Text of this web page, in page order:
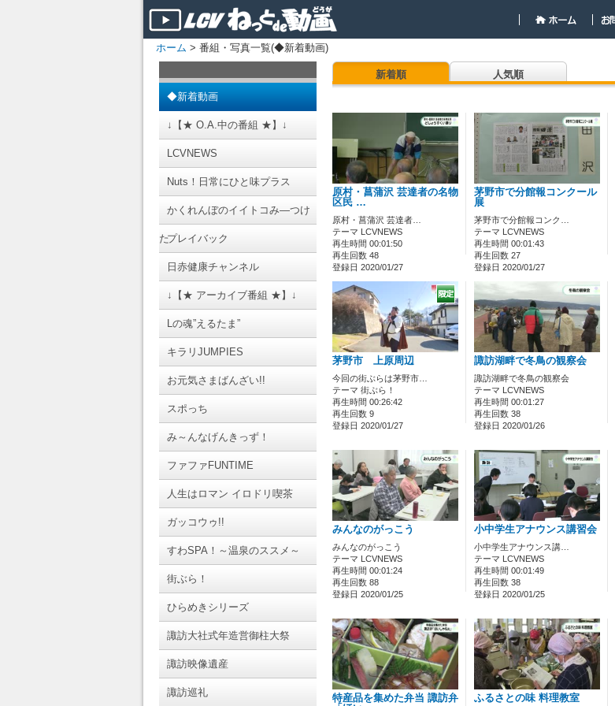
ホーム > 番組・写真一覧(◆新着動画)
◆新着動画
↓【★ O.A.中の番組 ★】↓
LCVNEWS
Nuts！日常にひと味プラス
かくれんぼのイイトコみ―つけ
たプレイバック
日赤健康チャンネル
↓【★ アーカイブ番組 ★】↓
Lの魂”えるたま”
キラリJUMPIES
お元気さまばんざい!!
スポっち
み～んなげんきっず！
ファファFUNTIME
人生はロマン イロドリ喫茶
ガッコウゥ!!
すわSPA！～温泉のススメ～
街ぶら！
ひらめきシリーズ
諏訪大社式年造営御柱大祭
諏訪映像遺産
諏訪巡礼
新着順
人気順
原村・菖蒲沢 芸達者の名物
区民 …
原村・菖蒲沢 芸達者…
テーマ LCVNEWS
再生時間 00:01:50
再生回数 48
登録日 2020/01/27
茅野市で分館報コンクール
展
茅野市で分館報コンク…
テーマ LCVNEWS
再生時間 00:01:43
再生回数 27
登録日 2020/01/27
茅野市 上原周辺
今回の街ぶらは茅野市…
テーマ 街ぶら！
再生時間 00:26:42
再生回数 9
登録日 2020/01/27
諏訪湖畔で冬鳥の観察会
諏訪湖畔で冬鳥の観察会
テーマ LCVNEWS
再生時間 00:01:27
再生回数 38
登録日 2020/01/26
みんなのがっこう
みんなのがっこう
テーマ LCVNEWS
再生時間 00:01:24
再生回数 88
登録日 2020/01/25
小中学生アナウンス講習会
小中学生アナウンス講…
テーマ LCVNEWS
再生時間 00:01:49
再生回数 38
登録日 2020/01/25
特産品を集めた弁当 諏訪弁
ふるさとの味 料理教室